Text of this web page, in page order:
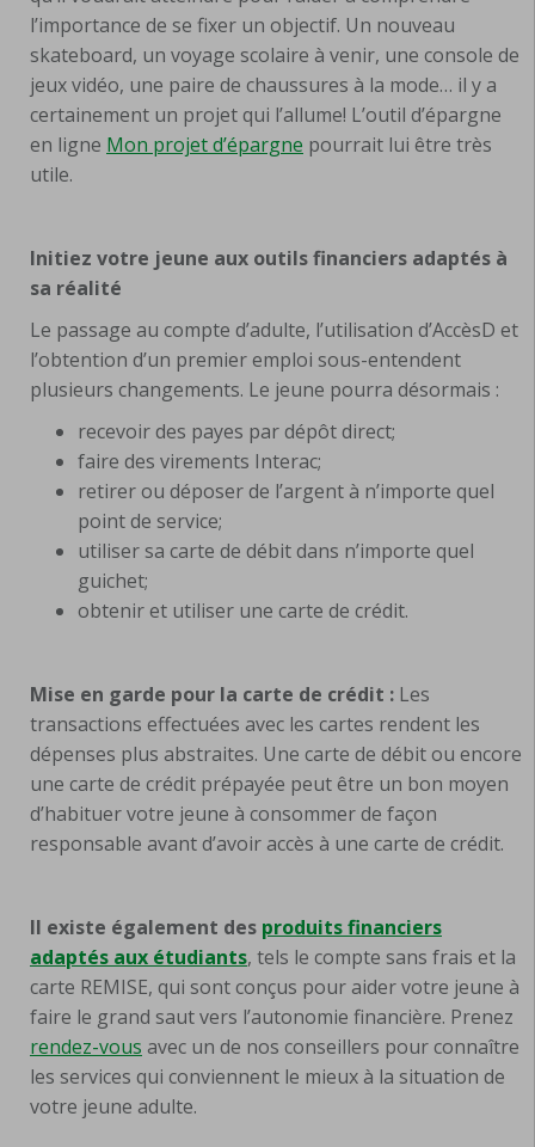
l’importance de se fixer un objectif. Un nouveau
skateboard, un voyage scolaire à venir, une console de
jeux vidéo, une paire de chaussures à la mode… il y a
certainement un projet qui l’allume! L’outil d’épargne
en ligne Mon projet d’épargne pourrait lui être très
utile.
Initiez votre jeune aux outils financiers adaptés à
sa réalité
Le passage au compte d’adulte, l’utilisation d’AccèsD et
l’obtention d’un premier emploi sous-entendent
plusieurs changements. Le jeune pourra désormais :
recevoir des payes par dépôt direct;
faire des virements Interac;
retirer ou déposer de l’argent à n’importe quel
point de service;
utiliser sa carte de débit dans n’importe quel
guichet;
obtenir et utiliser une carte de crédit.
Mise en garde pour la carte de crédit : Les
transactions effectuées avec les cartes rendent les
dépenses plus abstraites. Une carte de débit ou encore
une carte de crédit prépayée peut être un bon moyen
d’habituer votre jeune à consommer de façon
responsable avant d’avoir accès à une carte de crédit.
Il existe également des produits financiers
adaptés aux étudiants, tels le compte sans frais et la
carte REMISE, qui sont conçus pour aider votre jeune à
faire le grand saut vers l’autonomie financière. Prenez
rendez-vous avec un de nos conseillers pour connaître
les services qui conviennent le mieux à la situation de
votre jeune adulte.